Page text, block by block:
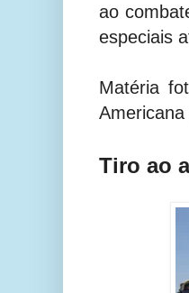
ao
especiais
Matéria
Americana
Tiro ao